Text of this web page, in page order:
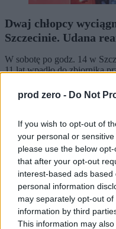
prod zero - Do Not
If you wish to opt-out of
your personal or
please use the below
that after your opt-out
interest-based ads
personal information
may separately opt-out
information by third
This information may
Dwaj chłopcy
Szczecinie. Udana
W sobotę po godz. 14 w
11 lat wpadło do zbiornika
medyczni przywrócili obu
bada okoliczności zdarzenia
Aleksandra Cieślik
Wczoraj 20:06
3 min
Reklama